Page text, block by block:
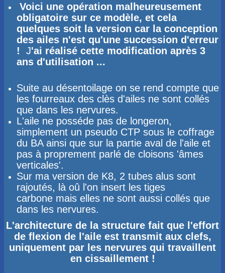
Voici une opération malheureusement
obligatoire sur ce modèle, et cela
quelques soit la version car la conception
des ailes n'est qu'une succession d'erreur
!
J'ai réalisé cette modification après 3
ans d'utilisation ...
Suite au désentoilage on se rend compte que
les fourreaux des clès d'ailes ne sont collés
que dans les nervures.
L'aile ne posséde pas de longeron,
simplement un pseudo CTP sous le coffrage
du BA ainsi que sur la partie aval de l'aile et
pas à proprement parlé de cloisons 'âmes
verticales'.
Sur ma version de K8, 2 tubes alus sont
rajoutés, là oû l'on insert les tiges
carbone mais elles ne sont aussi collés que
dans les nervures.
​L'architecture de la structure fait que l'effort
de flexion de l'aile est transmit aux clefs,
uniquement par les nervures qui travaillent
en cissaillement !